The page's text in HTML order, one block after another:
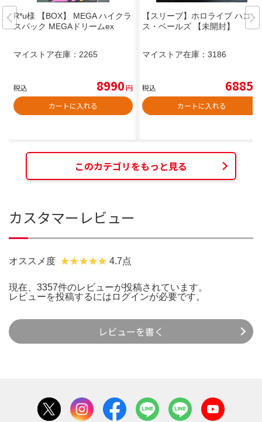
R*u様 【BOX】 MEGA ハイクラ
スパック MEGAドリームex
マイストア在庫： 2265
税込 8990円
カートに入れる
【スリーブ】ホロライブ ハコ
ス・ベールズ 【未開封】
マイストア在庫： 3186
税込 6885
カートに入れる
このカテゴリをもっと見る
カスタマーレビュー
オススメ度 4.7点
現在、3357件のレビューが投稿されています。
レビューを投稿するには ログインが必要です。
レビューを書く